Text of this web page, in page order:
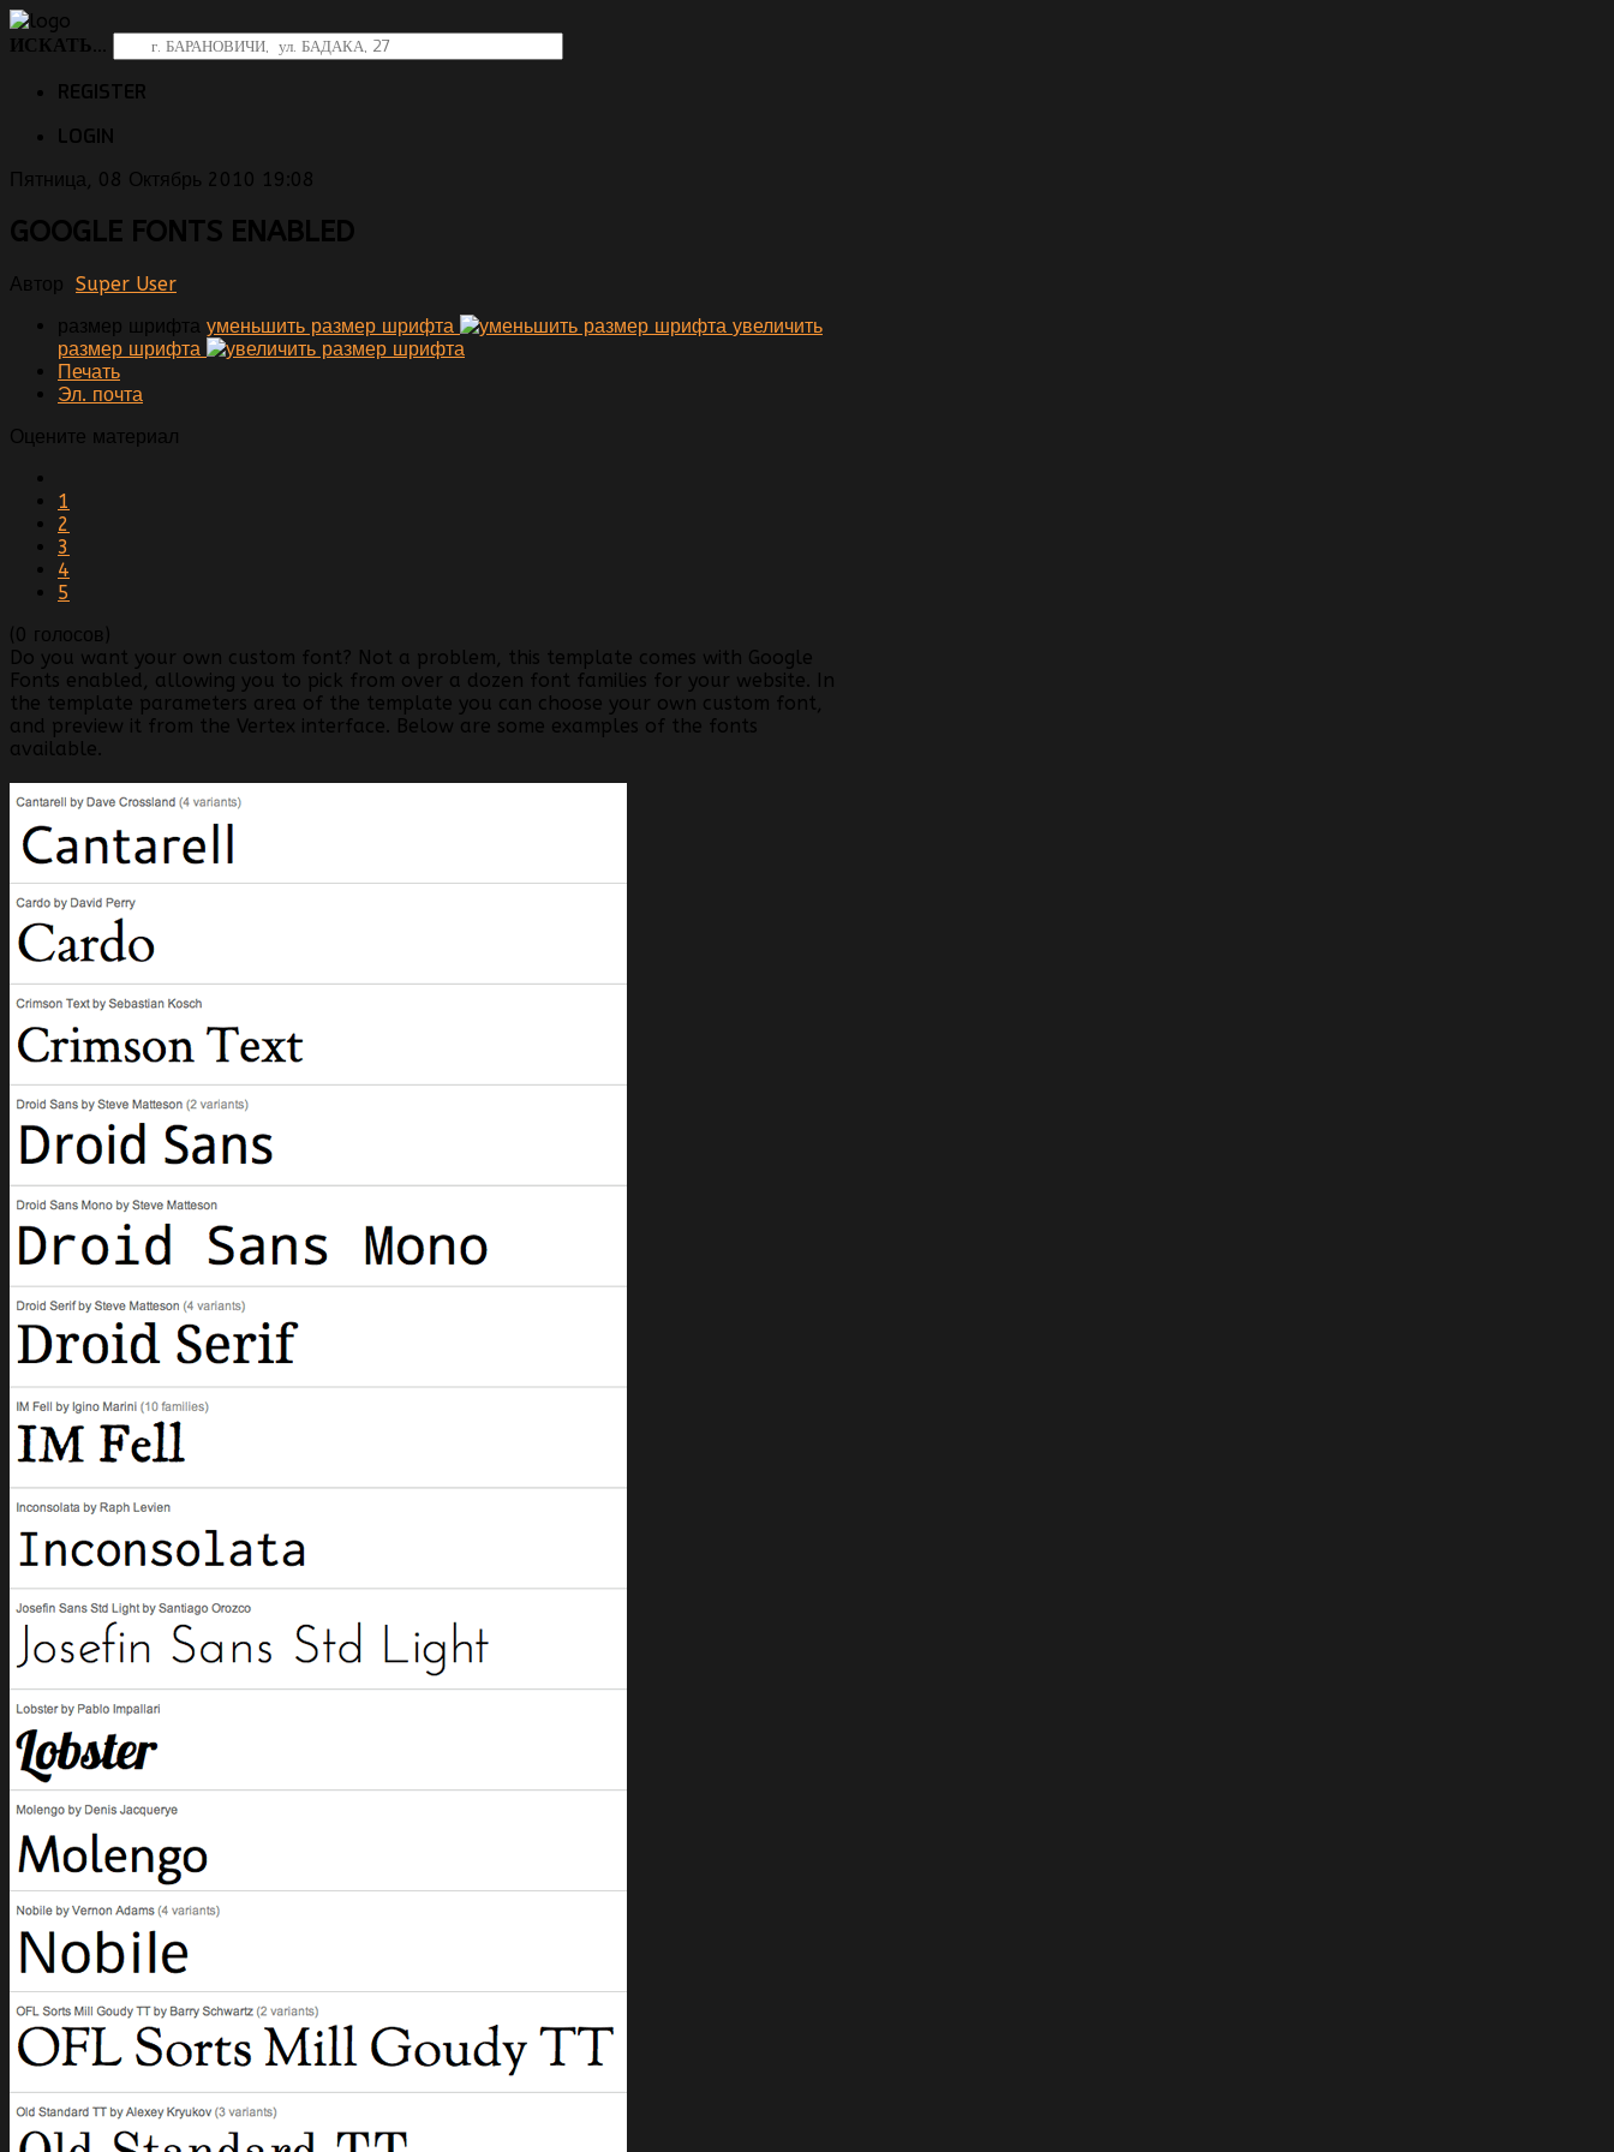
ИСКАТЬ...
REGISTER
LOGIN
Пятница, 08 Октябрь 2010 19:08
GOOGLE FONTS ENABLED
Автор Super User
размер шрифта уменьшить размер шрифта
увеличить
размер шрифта
Печать
Эл. почта
Оцените материал
1
2
3
4
5
(0 голосов)
Do you want your own custom font? Not a problem, this template comes with Google
Fonts enabled, allowing you to pick from over a dozen font families for your website. In
the template parameters area of the template you can choose your own custom font,
and preview it from the Vertex interface. Below are some examples of the fonts
available.